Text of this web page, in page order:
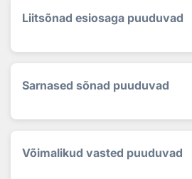
Liitsõnad esiosaga puuduvad
Sarnased sõnad puuduvad
Võimalikud vasted puuduvad